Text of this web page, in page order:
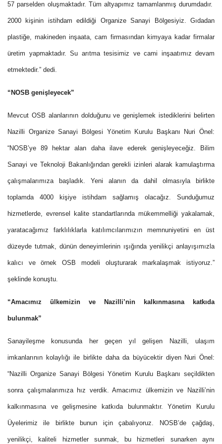
57 parselden oluşmaktadır. Tüm altyapımız tamamlanmış durumdadır.
2000 kişinin istihdam edildiği Organize Sanayi Bölgesiyiz. Gıdadan
plastiğe, makineden inşaata, cam firmasından kimyaya kadar firmalar
üretim yapmaktadır. Su arıtma tesisimiz ve cami inşaatımız devam
etmektedir.” dedi.
“NOSB genişleyecek”
Mevcut OSB alanlarının dolduğunu ve genişlemek istediklerini belirten
Nazilli Organize Sanayi Bölgesi Yönetim Kurulu Başkanı Nuri Önel:
“NOSB’ye 89 hektar alan daha ilave ederek genişleyeceğiz. Bilim
Sanayi ve Teknoloji Bakanlığından gerekli izinleri alarak kamulaştırma
çalışmalarımıza başladık. Yeni alanın da dahil olmasıyla birlikte
toplamda 4000 kişiye istihdam sağlamış olacağız. Sunduğumuz
hizmetlerde, evrensel kalite standartlarında mükemmelliği yakalamak,
yaratacağımız farklılıklarla katılımcılarımızın memnuniyetini en üst
düzeyde tutmak, dünün deneyimlerinin ışığında yenilikçi anlayışımızla
kalıcı ve örnek OSB modeli oluşturarak markalaşmak istiyoruz.”
şeklinde konuştu.
“Amacımız ülkemizin ve Nazilli’nin kalkınmasına katkıda
bulunmak”
Sanayileşme konusunda her geçen yıl gelişen Nazilli, ulaşım
imkanlarının kolaylığı ile birlikte daha da büyücektir diyen Nuri Önel:
“Nazilli Organize Sanayi Bölgesi Yönetim Kurulu Başkanı seçildikten
sonra çalışmalarımıza hız verdik. Amacımız ülkemizin ve Nazilli’nin
kalkınmasına ve gelişmesine katkıda bulunmaktır. Yönetim Kurulu
Üyelerimiz ile birlikte bunun için çabalıyoruz. NOSB’de çağdaş,
yenilikçi, kaliteli hizmetler sunmak, bu hizmetleri sunarken aynı